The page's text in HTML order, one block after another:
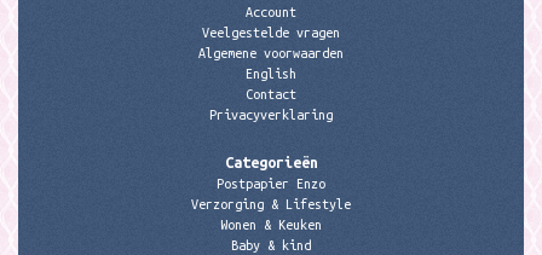
Account
Veelgestelde vragen
Algemene voorwaarden
English
Contact
Privacyverklaring
Categorieën
Postpapier Enzo
Verzorging & Lifestyle
Wonen & Keuken
Baby & kind